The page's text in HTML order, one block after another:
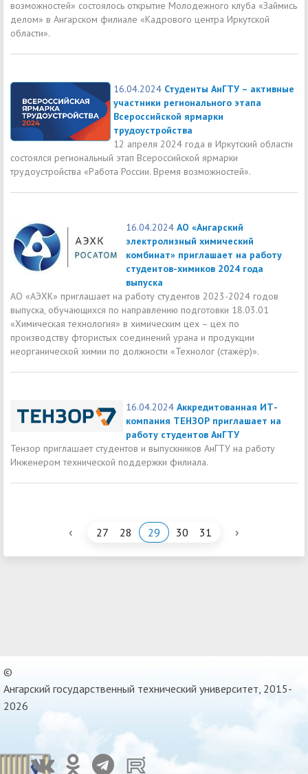
возможностей» состоялось открытие Молодежного клуба «Займись
делом» в Ангарском филиале «Кадрового центра Иркутской
области».
16.04.2024 Студенты АнГТУ – активные
участники регионального этапа
Всероссийской ярмарки
трудоустройства
12 апреля 2024 года в Иркутский области
состоялся региональный этап Всероссийской ярмарки
трудоустройства «Работа России. Время возможностей».
16.04.2024 АО «Ангарский
электролизный химический
комбинат» приглашает на работу
студентов-химиков 2024 года
выпуска
АО «АЭХК» приглашает на работу студентов 2023-2024 годов
выпуска, обучающихся по направлению подготовки 18.03.01
«Химическая технология» в химическим цех – цех по
производству фтористых соединений урана и продукции
неорганической химии по должности «Технолог (стажёр)».
16.04.2024 Аккредитованная ИТ-
компания ТЕНЗОР приглашает на
работу студентов АнГТУ
Тензор приглашает студентов и выпускников АнГТУ на работу
Инженером технической поддержки филиала.
‹ 27 28 29 30 31 ›
©
Ангарский государственный технический университет, 2015-
2026